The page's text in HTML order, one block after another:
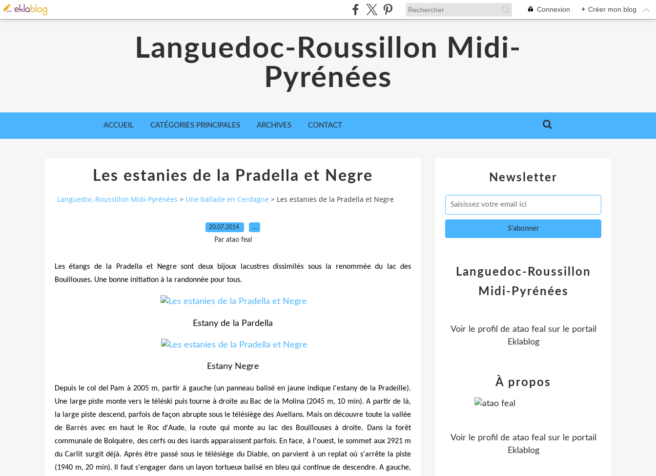
Connexion + Créer mon blog
Languedoc-Roussillon Midi-
Pyrénées
ACCUEIL CATÉGORIES PRINCIPALES ARCHIVES CONTACT
Les estanies de la Pradella et Negre
Languedoc-Roussillon Midi-Pyrénées > Une ballade en Cerdagne > Les estanies de la Pradella et Negre
20.07.2014 …
Par atao feal
Les étangs de la Pradella et Negre sont deux bijoux lacustres dissimilés sous la renommée du lac des
Bouillouses. Une bonne initiation à la randonnée pour tous.
Estany de la Pardella
Estany Negre
Depuis le col del Pam à 2005 m, partir à gauche (un panneau balisé en jaune indique l'estany de la Pradeille).
Une large piste monte vers le téléski puis tourne à droite au Bac de la Molina (2045 m, 10 min). A partir de là,
la large piste descend, parfois de façon abrupte sous le télésiège des Avellans. Mais on découvre toute la vallée
de Barrès avec en haut le Roc d'Aude, la route qui monte au lac des Bouillouses à droite. Dans la forêt
communale de Bolquère, des cerfs ou des isards apparaissent parfois. En face, à l'ouest, le sommet aux 2921 m
du Carlit surgit déjà. Après être passé sous le télésiège du Diable, on parvient à un replat où s'arrête la piste
(1940 m, 20 min). Il faut s'engager dans un layon tortueux balisé en bleu qui continue de descendre. A gauche,
Newsletter
Languedoc-Roussillon
Midi-Pyrénées
Voir le profil de atao feal sur le portail
Eklablog
À propos
Voir le profil de atao feal sur le portail
Eklablog